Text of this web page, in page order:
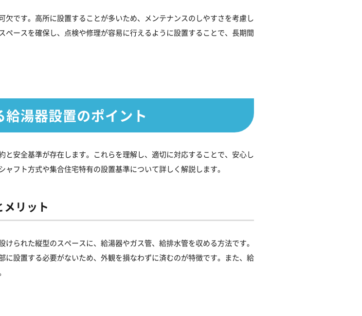
です。高所に設置することが多いため、メンテナンスのしやすさを考慮し
ースを確保し、点検や修理が容易に行えるように設置することで、長期間
湯器設置のポイント
安全基準が存在します。これらを理解し、適切に対応することで、安心し
フト方式や集合住宅特有の設置基準について詳しく解説します。
リット
られた縦型のスペースに、給湯器やガス管、給排水管を収める方法です。
に設置する必要がないため、外観を損なわずに済むのが特徴です。また、給